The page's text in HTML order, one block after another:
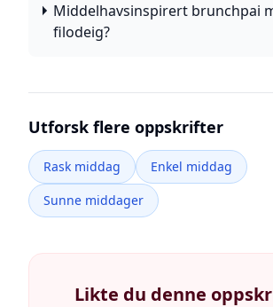
Middelhavsinspirert brunchpai
filodeig?
Utforsk flere oppskrifter
Rask middag
Enkel middag
Sunne middager
Likte du denne